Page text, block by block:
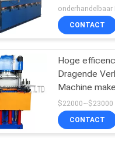
Band het
Machine
onderhandelbaar
CONTACT
Hoge
Dragende
Machine
Vulcaniserend
Vormende
$22000~$23000
CONTACT